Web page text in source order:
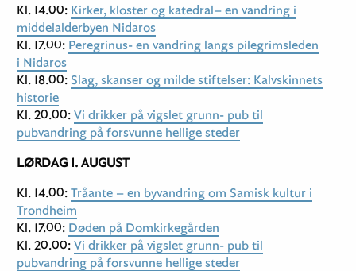
Kl. 14.00: Kirker, kloster og katedral– en vandring i
middelalderbyen Nidaros
Kl. 17.00: Peregrinus- en vandring langs pilegrimsleden
i Nidaros
Kl. 18.00:Slag, skanser og milde stiftelser: Kalvskinnets
historie
Kl. 20.00:Vi drikker på vigslet grunn- pub til
pubvandring på forsvunne hellige steder
LØRDAG 1. AUGUST
Kl. 14.00:Tråante – en byvandring om Samisk kultur i
Trondheim
Kl. 17.00: Døden på Domkirkegården
Kl. 20.00:Vi drikker på vigslet grunn- pub til
pubvandring på forsvunne hellige steder